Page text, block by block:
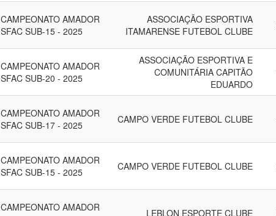
CAMPEONATO AMADOR
SFAC SUB-15 - 2025
ASSOCIAÇÃO ESPORTIVA
ITAMARENSE FUTEBOL CLUBE
CAMPEONATO AMADOR
SFAC SUB-20 - 2025
ASSOCIAÇÃO ESPORTIVA E
COMUNITÁRIA CAPITÃO
EDUARDO
CAMPEONATO AMADOR
SFAC SUB-17 - 2025
CAMPO VERDE FUTEBOL CLUBE
CAMPEONATO AMADOR
SFAC SUB-15 - 2025
CAMPO VERDE FUTEBOL CLUBE
CAMPEONATO AMADOR
LEBLON ESPORTE CLUBE